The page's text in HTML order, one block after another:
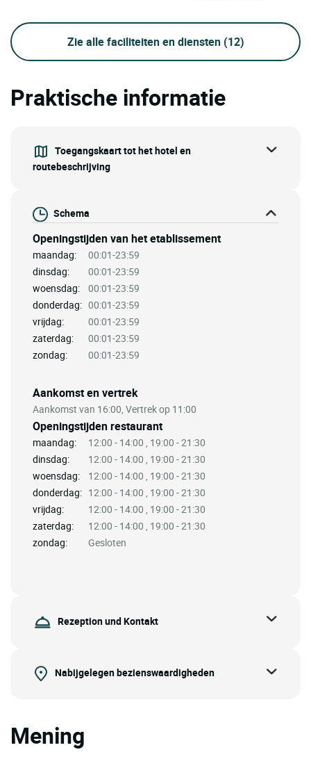
Zie alle faciliteiten en diensten (12)
Praktische informatie
Toegangskaart tot het hotel en
routebeschrijving
Schema
Openingstijden van het etablissement
maandag:
00:01-23:59
dinsdag:
00:01-23:59
woensdag:
00:01-23:59
donderdag: 00:01-23:59
vrijdag:
00:01-23:59
zaterdag:
00:01-23:59
zondag:
00:01-23:59
Aankomst en vertrek
Aankomst van 16:00, Vertrek op 11:00
Openingstijden restaurant
maandag:
12:00 - 14:00 , 19:00 - 21:30
dinsdag:
12:00 - 14:00 , 19:00 - 21:30
woensdag:
12:00 - 14:00 , 19:00 - 21:30
donderdag: 12:00 - 14:00 , 19:00 - 21:30
vrijdag:
12:00 - 14:00 , 19:00 - 21:30
zaterdag:
12:00 - 14:00 , 19:00 - 21:30
zondag:
Gesloten
Rezeption und Kontakt
Nabijgelegen bezienswaardigheden
Mening